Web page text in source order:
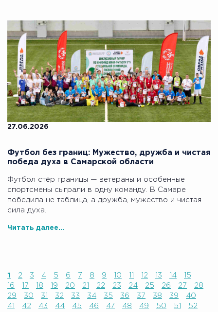
27.06.2026
Футбол без границ: Мужество, дружба и чистая
победа духа в Самарской области
Футбол стёр границы — ветераны и особенные
спортсмены сыграли в одну команду. В Самаре
победила не таблица, а дружба, мужество и чистая
сила духа.
Читать далее...
1 2 3 4 5 6 7 8 9 10 11 12 13 14
15
16
17 18 19 20 21 22 23 24 25 26 27
28
29
30 31 32 33 34 35 36 37 38 39
40
41
42 43 44 45 46 47 48 49 50 51
52